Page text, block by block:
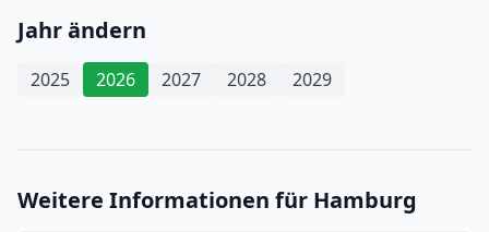
Jahr ändern
2025 2026 2027 2028 2029
Weitere Informationen für Hamburg